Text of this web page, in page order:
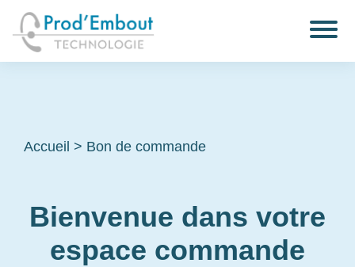
Accueil > Bon de commande
Bienvenue dans votre
espace commande